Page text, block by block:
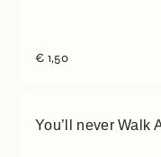
€ 1,50
You’ll never Walk